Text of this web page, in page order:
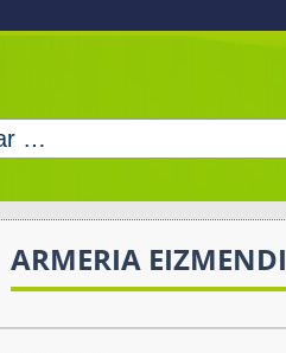
ARMERIA EIZMENDI